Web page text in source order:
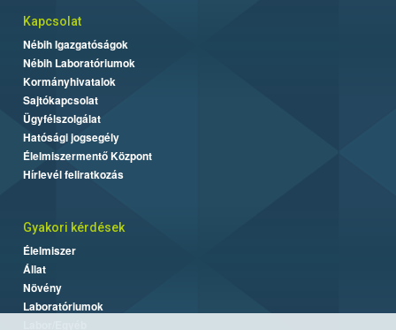
Kapcsolat
Nébih Igazgatóságok
Nébih Laboratóriumok
Kormányhivatalok
Sajtókapcsolat
Ügyfélszolgálat
Hatósági jogsegély
Élelmiszermentő Központ
Hírlevél feliratkozás
Gyakori kérdések
Élelmiszer
Állat
Növény
Laboratóriumok